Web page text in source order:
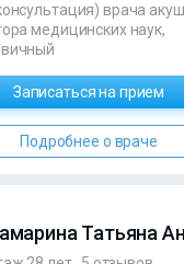
врача
медицинских наук,
Записаться на прием
Подробнее о враче
Татьяна